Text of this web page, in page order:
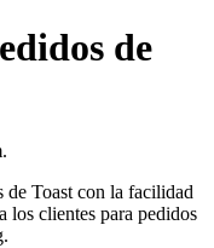
de
de Toast con la facilidad
los clientes para pedidos